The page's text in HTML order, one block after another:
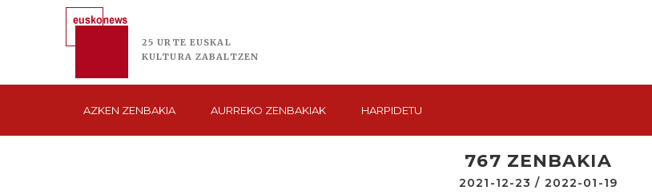
25 URTE EUSKAL
KULTURA ZABALTZEN
AZKEN ZENBAKIA AURREKO ZENBAKIAK HARPIDETU
767 ZENBAKIA
2021-12-23 / 2022-01-19